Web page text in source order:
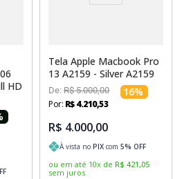
HD
Tela Apple Macbook Pro
13 A2159 - Silver A2159
De: R$ 5.000,00 16%
Por: R$4.210,53
R$ 4.000,00
À vista no PIX com 5% OFF
ou em até 10x de R$ 421,05
sem juros